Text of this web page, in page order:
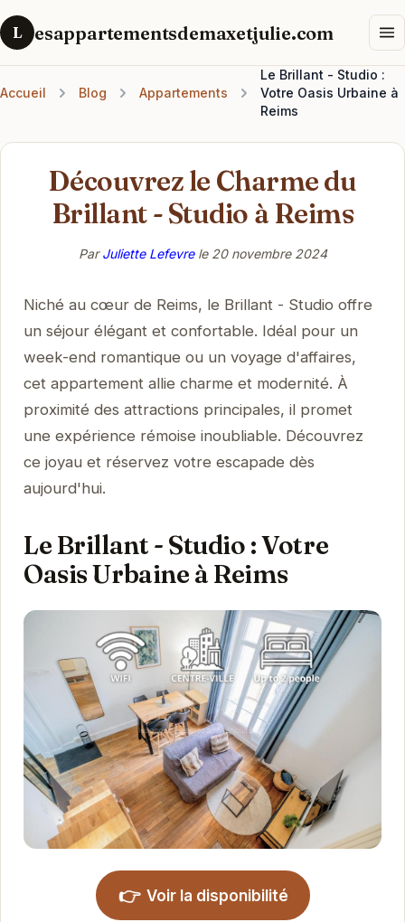
L esappartementsdemaxetjulie.com
Accueil Blog Appartements
Le Brillant - Studio :
Votre Oasis Urbaine à
Reims
Découvrez le Charme du
Brillant - Studio à Reims
ParJuliette Lefevrele 20 novembre 2024
Niché au cœur de Reims, le Brillant - Studio offre
un séjour élégant et confortable. Idéal pour un
week-end romantique ou un voyage d'affaires,
cet appartement allie charme et modernité. À
proximité des attractions principales, il promet
une expérience rémoise inoubliable. Découvrez
ce joyau et réservez votre escapade dès
aujourd'hui.
Le Brillant - Studio : Votre
Oasis Urbaine à Reims
👉 Voir la disponibilité